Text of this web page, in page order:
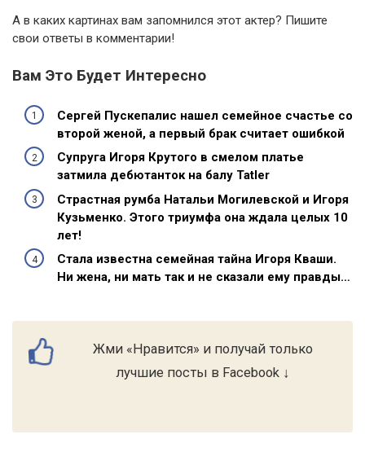
А в каких картинах вам запомнился этот актер? Пишите
свои ответы в комментарии!
Вам Это Будет Интересно
Сергей Пускепалис нашел семейное счастье со
второй женой, а первый брак считает ошибкой
Супруга Игоря Крутого в смелом платье
затмила дебютанток на балу Tatler
Страстная румба Натальи Могилевской и Игоря
Кузьменко. Этого триумфа она ждала целых 10
лет!
Стала известна семейная тайна Игоря Кваши.
Ни жена, ни мать так и не сказали ему правды…
Жми «Нравится» и получай только
лучшие посты в Facebook ↓